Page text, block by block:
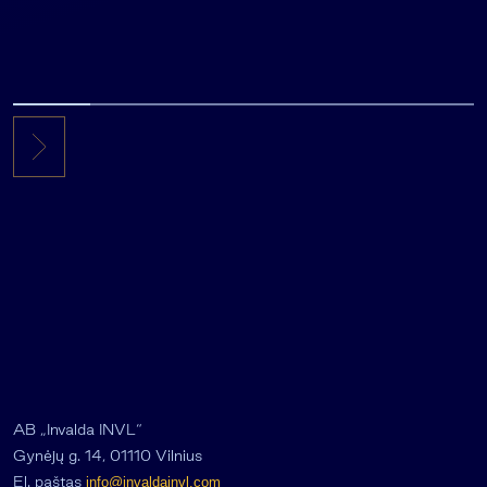
AB „Invalda INVL“
Gynėjų g. 14, 01110 Vilnius
El. paštas info@invaldainvl.com